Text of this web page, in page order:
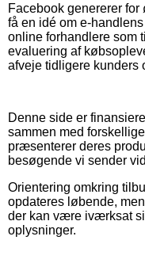
Facebook genererer
få en idé om e-
online forhandlere som
evaluering af
afveje tidligere kunders
Denne side er
sammen med
præsenterer deres
besøgende vi sender
Orientering omkring
opdateres løbende,
der kan være iværksat
oplysninger.